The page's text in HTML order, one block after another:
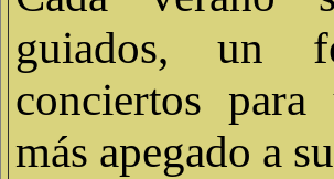
guiados, un
conciertos
más apegado a